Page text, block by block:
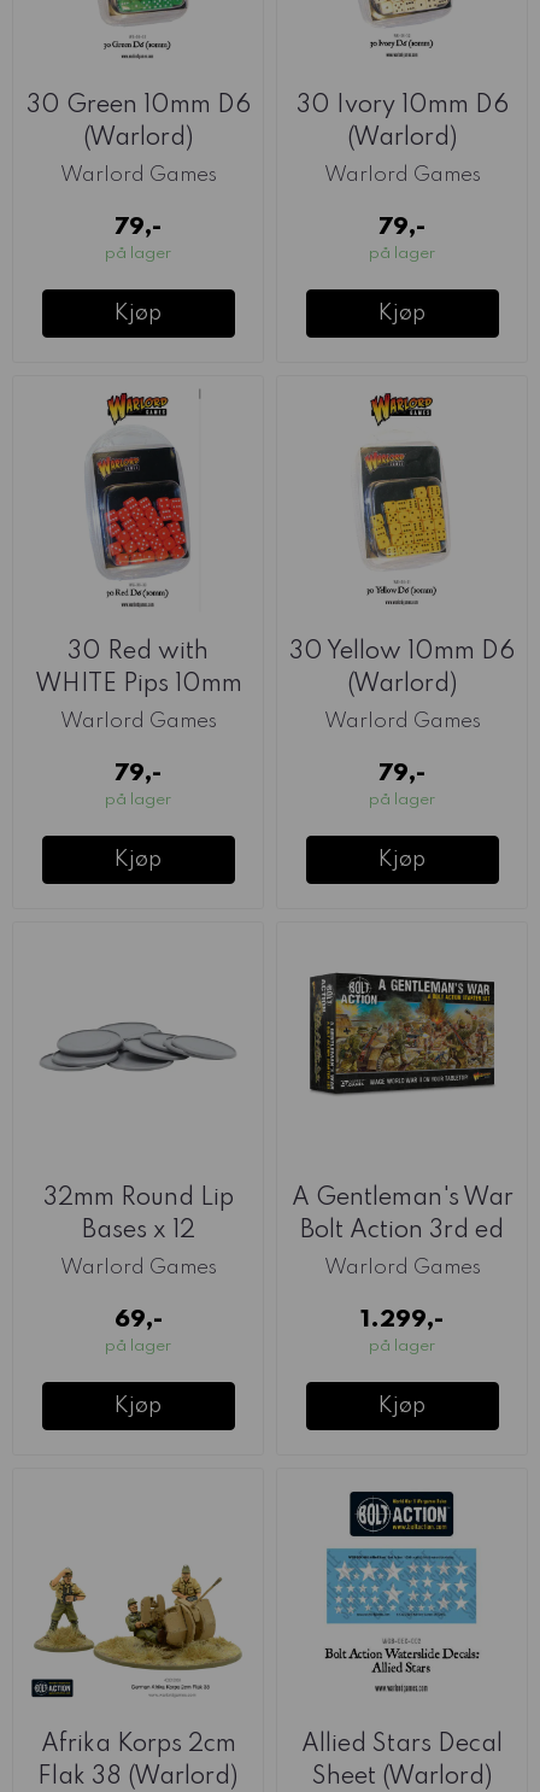
30 Green 10mm D6
(Warlord)
Warlord Games
79,-
på lager
Kjøp
30 Ivory 10mm D6
(Warlord)
Warlord Games
79,-
på lager
Kjøp
30 Red with
WHITE Pips 10mm
D6 (Warlord)
Warlord Games
79,-
på lager
Kjøp
30 Yellow 10mm D6
(Warlord)
Warlord Games
79,-
på lager
Kjøp
32mm Round Lip
Bases x 12
(Warlord)
Warlord Games
69,-
på lager
Kjøp
A Gentleman's War
Bolt Action 3rd ed
2-Player ...
Warlord Games
1.299,-
på lager
Kjøp
Afrika Korps 2cm
Flak 38 (Warlord)
Allied Stars Decal
Sheet (Warlord)